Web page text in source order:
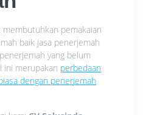
membutuhkan pemakaian
baik jasa penerjemah
yang belum
ini merupakan perbedaan
dengan penerjemah